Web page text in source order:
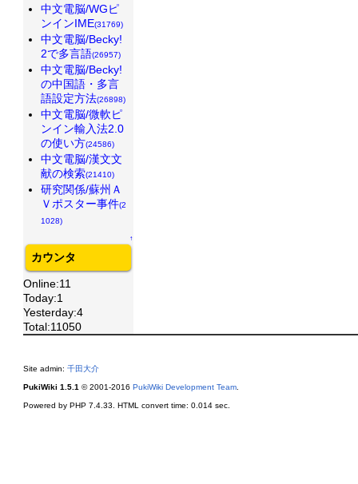
中文電脳/WGピ
ンインIME(31769)
中文電脳/Becky!
2で多言語(26957)
中文電脳/Becky!
の中国語・多言
語設定方法(26898)
中文電脳/微軟ピ
ンイン輸入法2.0
の使い方(24586)
中文電脳/漢文文
献の検索(21410)
研究関係/蘇州Ａ
Ｖポスター事件(2
1028)
↑
カウンタ
Online:11
Today:1
Yesterday:4
Total:11050
Site admin: 千田大介
PukiWiki 1.5.1 © 2001-2016 PukiWiki Development Team.
Powered by PHP 7.4.33. HTML convert time: 0.014 sec.